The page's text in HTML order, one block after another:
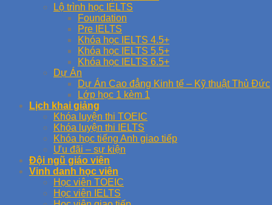
Lộ trình học IELTS
Foundation
Pre IELTS
Khóa học IELTS 4.5+
Khóa học IELTS 5.5+
Khóa học IELTS 6.5+
Dự Án
Dự Án Cao đẳng Kinh tế – Kỹ thuật Thủ Đức
Lớp học 1 kèm 1
Lịch khai giảng
Khóa luyện thi TOEIC
Khóa luyện thi IELTS
Khóa học tiếng Anh giao tiếp
Ưu đãi – sự kiện
Đội ngũ giáo viên
Vinh danh học viên
Học viên TOEIC
Học viên IELTS